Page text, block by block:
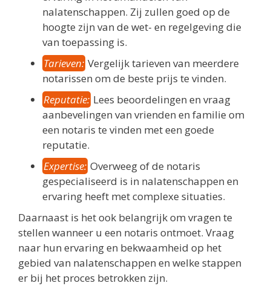
nalatenschappen. Zij zullen goed op de
hoogte zijn van de wet- en regelgeving die
van toepassing is.
Tarieven: Vergelijk tarieven van meerdere
notarissen om de beste prijs te vinden.
Reputatie: Lees beoordelingen en vraag
aanbevelingen van vrienden en familie om
een notaris te vinden met een goede
reputatie.
Expertise: Overweeg of de notaris
gespecialiseerd is in nalatenschappen en
ervaring heeft met complexe situaties.
Daarnaast is het ook belangrijk om vragen te
stellen wanneer u een notaris ontmoet. Vraag
naar hun ervaring en bekwaamheid op het
gebied van nalatenschappen en welke stappen
er bij het proces betrokken zijn.